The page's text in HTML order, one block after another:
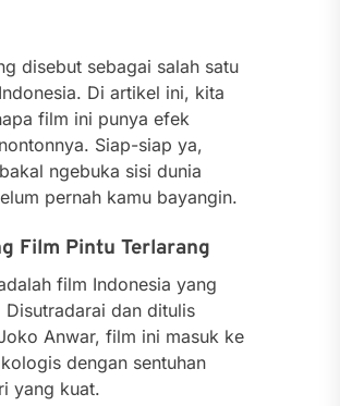
disebut sebagai salah satu
Di artikel ini, kita
film ini punya efek
Siap-siap ya,
ngebuka sisi dunia
pernah kamu bayangin.
Film Pintu Terlarang
film Indonesia yang
dan ditulis
Anwar, film ini masuk ke
dengan sentuhan
yang kuat.